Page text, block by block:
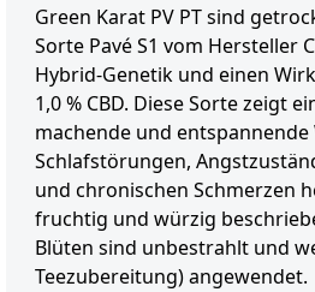
Green Karat PV PT sind
Sorte Pavé S1 vom Hersteller
Hybrid-Genetik und einen
1,0 % CBD. Diese Sorte zeigt
machende und
Schlafstörungen,
und chronischen Schmerzen
fruchtig und würzig
Blüten sind unbestrahlt und
Teezubereitung) angewendet.